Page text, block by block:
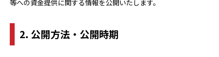
等への資金提供に関する情報を公開いたします。
2. 公開方法・公開時期